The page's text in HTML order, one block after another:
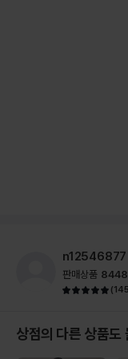
n12546877
판매상품 8448
(145
상점의 다른 상품도